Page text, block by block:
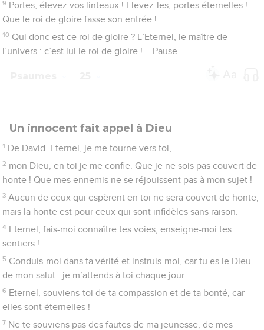
Eternel, souviens-toi de ta compassion et de ta bonté, car
elles sont éternelles !
Ne te souviens pas des fautes de ma jeunesse, de mes
péchés ! Souviens-toi de moi en fonction de ton amour, à
voie.
10 Tous les sentiers de l’Eternel sont bonté et fidélité pour
ceux qui gardent son alliance et ses commandements.
11 C’est à cause de ton nom, Eternel, que tu pardonneras ma
faute, car elle est grande.
12 Quel est l’homme qui craint l’Eternel ? L’Eternel lui montre la
voie qu’il doit choisir.
13 Son âme reposera dans le bonheur, et sa descendance
héritera le pays.
14 L’Eternel confie ses secrets à ceux qui le craignent, il leur
fait connaître son alliance.
15 Je tourne constamment les yeux vers l’Eternel, car il
dégagera mes pieds du piège.